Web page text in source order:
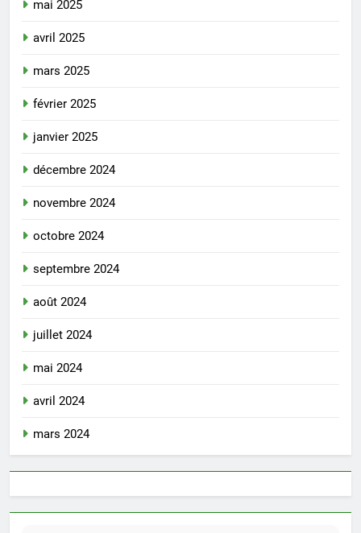
mai 2025
avril 2025
mars 2025
février 2025
janvier 2025
décembre 2024
novembre 2024
octobre 2024
septembre 2024
août 2024
juillet 2024
mai 2024
avril 2024
mars 2024